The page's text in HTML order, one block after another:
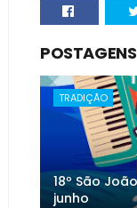
TRADIÇÃO
18º São
junho